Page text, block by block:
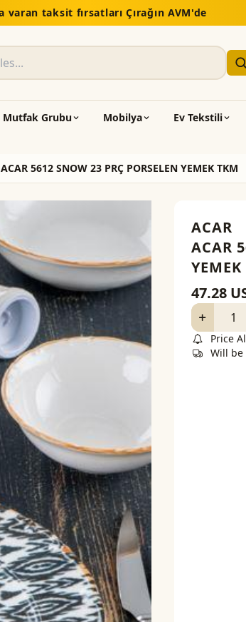
Mutfak Grubu Mobilya Ev Tekstili
ACAR 5612 SNOW 23 PRÇ PORSELEN YEMEK TKM
ACAR
ACAR
47.28
Price
Will be